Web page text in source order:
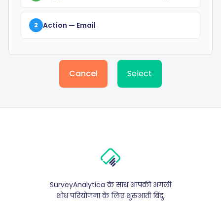
2 Action — Email
Cancel Select
SurveyAnalytica के साथ आपकी अगली
शोध परियोजना के लिए शुरुआती बिंदु,